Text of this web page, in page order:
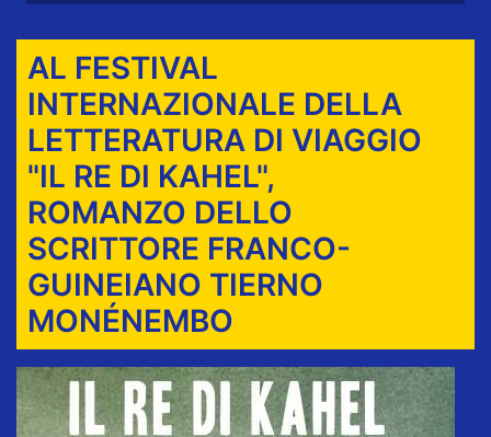
AL FESTIVAL
INTERNAZIONALE DELLA
LETTERATURA DI VIAGGIO
"IL RE DI KAHEL",
ROMANZO DELLO
SCRITTORE FRANCO-
GUINEIANO TIERNO
MONÉNEMBO